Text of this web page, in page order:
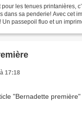
pour les tenues printanières,
dans sa penderie! Avec cet
Un passepoil fluo et un
17:18